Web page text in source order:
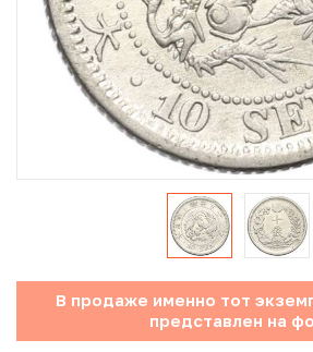
Юбилейные монеты Банка России (с
Памятные и инвестиционные
Иностранные монеты
Неофициальные выпуски монет
Античные и средневековые монеты
Наборы монет
Инвестиционные монеты
В продаже именно тот
представлен на